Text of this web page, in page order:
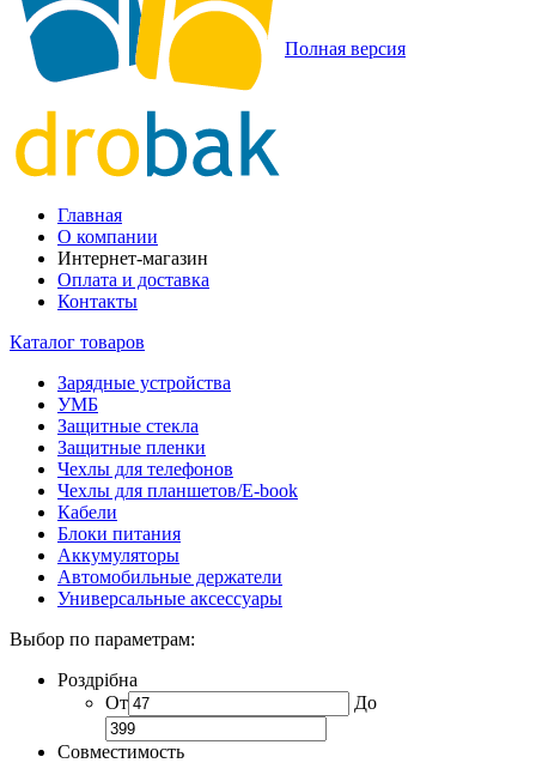
Полная версия
Главная
О компании
Интернет-магазин
Оплата и доставка
Контакты
Каталог товаров
Зарядные устройства
УМБ
Защитные стекла
Защитные пленки
Чехлы для телефонов
Чехлы для планшетов/E-book
Кабели
Блоки питания
Аккумуляторы
Автомобильные держатели
Универсальные аксессуары
Выбор по параметрам:
Роздрібна
От
До
Совместимость